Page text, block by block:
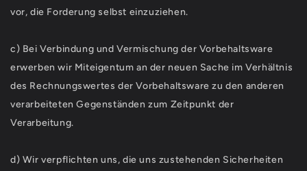
vor, die Forderung selbst einzuziehen.
c) Bei Verbindung und Vermischung der Vorbehaltsware
erwerben wir Miteigentum an der neuen Sache im Verhältnis
des Rechnungswertes der Vorbehaltsware zu den anderen
verarbeiteten Gegenständen zum Zeitpunkt der
Verarbeitung.
d) Wir verpflichten uns, die uns zustehenden Sicherheiten